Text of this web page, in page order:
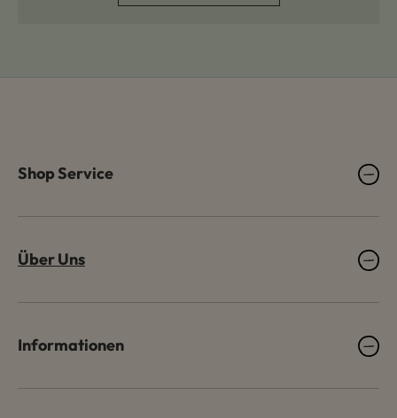
Shop Service
Über Uns
Informationen